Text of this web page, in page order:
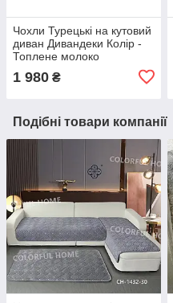
Чохли Турецькі на кутовий
диван Дивандеки Колір -
Топлене молоко
1 980 ₴
Подібні товари компанії